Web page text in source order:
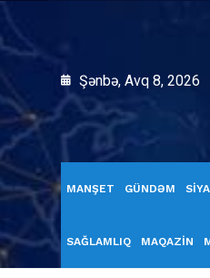
Şənbə, Avq 8, 2026
MANŞET GÜNDƏM
SAĞLAMLIQ MAQAZİN